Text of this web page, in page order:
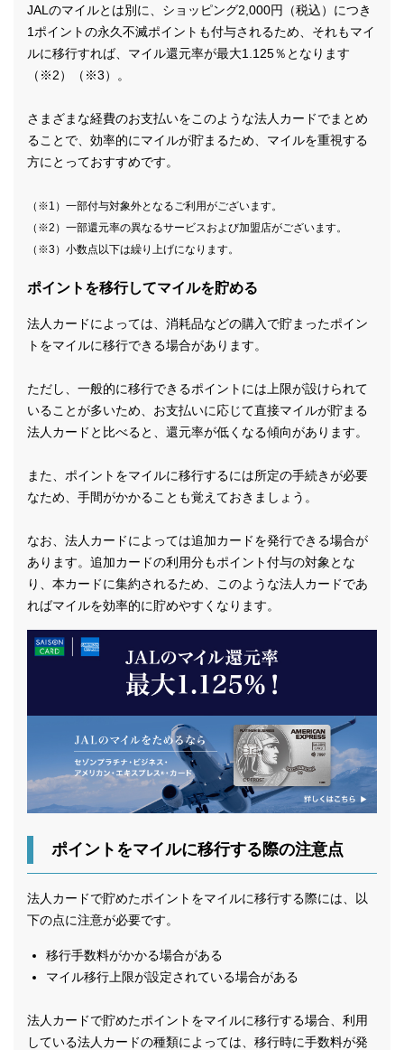
JALのマイルとは別に、ショッピング2,000円（税込）につき
1ポイントの永久不滅ポイントも付与されるため、それもマイ
ルに移行すれば、マイル還元率が最大1.125％となります
（※2）（※3）。
さまざまな経費のお支払いをこのような法人カードでまとめ
ることで、効率的にマイルが貯まるため、マイルを重視する
方にとっておすすめです。
（※1）一部付与対象外となるご利用がございます。
（※2）一部還元率の異なるサービスおよび加盟店がございます。
（※3）小数点以下は繰り上げになります。
ポイントを移行してマイルを貯める
法人カードによっては、消耗品などの購入で貯まったポイン
トをマイルに移行できる場合があります。
ただし、一般的に移行できるポイントには上限が設けられて
いることが多いため、お支払いに応じて直接マイルが貯まる
法人カードと比べると、還元率が低くなる傾向があります。
また、ポイントをマイルに移行するには所定の手続きが必要
なため、手間がかかることも覚えておきましょう。
なお、法人カードによっては追加カードを発行できる場合が
あります。追加カードの利用分もポイント付与の対象とな
り、本カードに集約されるため、このような法人カードであ
ればマイルを効率的に貯めやすくなります。
ポイントをマイルに移行する際の注意点
法人カードで貯めたポイントをマイルに移行する際には、以
下の点に注意が必要です。
移行手数料がかかる場合がある
マイル移行上限が設定されている場合がある
法人カードで貯めたポイントをマイルに移行する場合、利用
している法人カードの種類によっては、移行時に手数料が発